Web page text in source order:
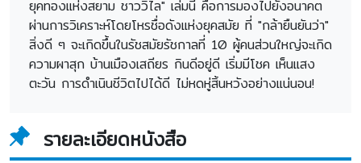
ยุคทองแห่งสยาม ชาววิไล" เล่มนี้ คือการมองไปยังอนาคต
ผ่านการวิเคราะห์โดยโหรชื่อดังแห่งยุคสมัย ที่ "กล้ายืนยันว่า"
สิ่งดี ๆ จะเกิดขึ้นในรัชสมัยรัชกาลที่ 10 ผู้คนส่วนใหญ่จะเกิด
ความผาสุก บ้านเมืองเสถียร กินดีอยู่ดี เริ่มมีโชค เห็นแสง
ตะวัน การดำเนินชีวิตไปได้ดี ไม่หดหู่สิ้นหวังอย่างแน่นอน!
รายละเอียดหนังสือ